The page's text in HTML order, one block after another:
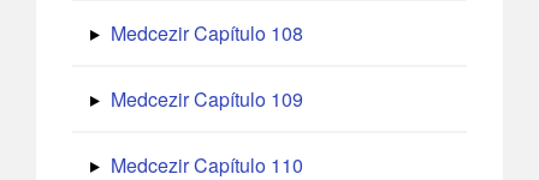
Medcezir Capítulo 108
Medcezir Capítulo 109
Medcezir Capítulo 110